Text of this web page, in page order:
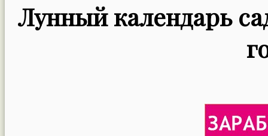
Лунный календарь